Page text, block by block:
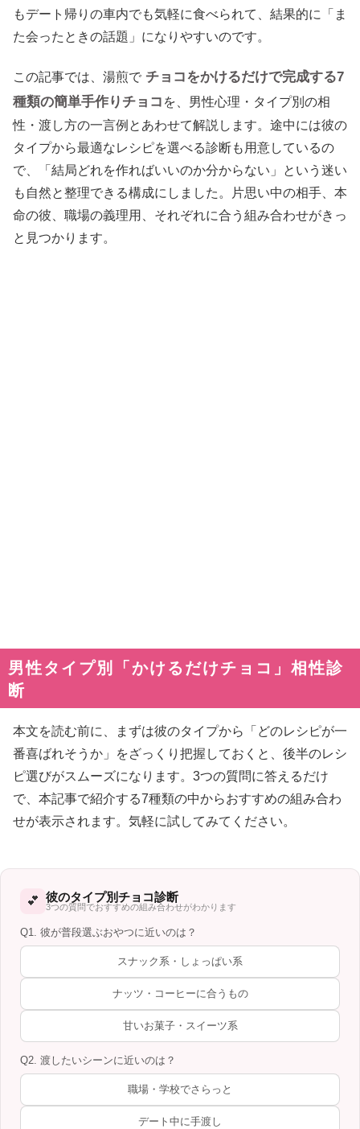
もデート帰りの車内でも気軽に食べられて、結果的に「ま
た会ったときの話題」になりやすいのです。
この記事では、湯煎で チョコをかけるだけで完成する7
種類の簡単手作りチョコ を、男性心理・タイプ別の相
性・渡し方の一言例とあわせて解説します。途中には彼の
タイプから最適なレシピを選べる診断も用意しているの
で、「結局どれを作ればいいのか分からない」という迷い
も自然と整理できる構成にしました。片思い中の相手、本
命の彼、職場の義理用、それぞれに合う組み合わせがきっ
と見つかります。
男性タイプ別「かけるだけチョコ」相性診
断
本文を読む前に、まずは彼のタイプから「どのレシピが一
番喜ばれそうか」をざっくり把握しておくと、後半のレシ
ピ選びがスムーズになります。3つの質問に答えるだけ
で、本記事で紹介する7種類の中からおすすめの組み合わ
せが表示されます。気軽に試してみてください。
💕 彼のタイプ別チョコ診断
3つの質問でおすすめの組み合わせがわかります
Q1. 彼が普段選ぶおやつに近いのは？
スナック系・しょっぱい系
ナッツ・コーヒーに合うもの
甘いお菓子・スイーツ系
Q2. 渡したいシーンに近いのは？
職場・学校でさらっと
デート中に手渡し